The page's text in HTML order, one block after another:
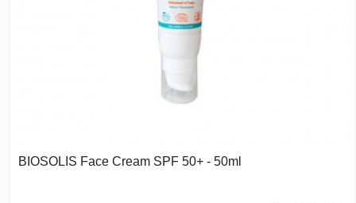
BIOSOLIS Face Cream SPF 50+ - 50ml